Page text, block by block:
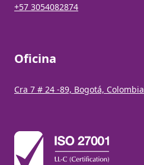
+57 3054082874
Oficina
Cra 7 # 24 -89, Bogotá, Colombia